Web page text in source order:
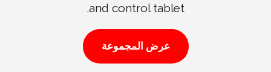
and control tablet.
عرض المجموعة